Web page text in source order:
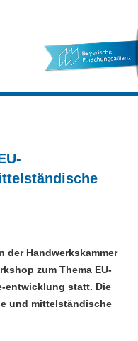
der Handwerkskammer
zum Thema EU-
entwicklung statt. Die
und mittelständische